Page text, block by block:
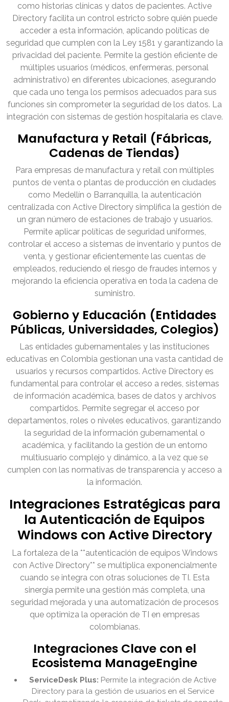
como historias clínicas y datos de pacientes. Active
Directory facilita un control estricto sobre quién puede
acceder a esta información, aplicando políticas de
seguridad que cumplen con la Ley 1581 y garantizando la
privacidad del paciente. Permite la gestión eficiente de
múltiples usuarios (médicos, enfermeras, personal
administrativo) en diferentes ubicaciones, asegurando
que cada uno tenga los permisos adecuados para sus
funciones sin comprometer la seguridad de los datos. La
integración con sistemas de gestión hospitalaria es clave.
Manufactura y Retail (Fábricas,
Cadenas de Tiendas)
Para empresas de manufactura y retail con múltiples
puntos de venta o plantas de producción en ciudades
como Medellín o Barranquilla, la autenticación
centralizada con Active Directory simplifica la gestión de
un gran número de estaciones de trabajo y usuarios.
Permite aplicar políticas de seguridad uniformes,
controlar el acceso a sistemas de inventario y puntos de
venta, y gestionar eficientemente las cuentas de
empleados, reduciendo el riesgo de fraudes internos y
mejorando la eficiencia operativa en toda la cadena de
suministro.
Gobierno y Educación (Entidades
Públicas, Universidades, Colegios)
Las entidades gubernamentales y las instituciones
educativas en Colombia gestionan una vasta cantidad de
usuarios y recursos compartidos. Active Directory es
fundamental para controlar el acceso a redes, sistemas
de información académica, bases de datos y archivos
compartidos. Permite segregar el acceso por
departamentos, roles o niveles educativos, garantizando
la seguridad de la información gubernamental o
académica, y facilitando la gestión de un entorno
multiusuario complejo y dinámico, a la vez que se
cumplen con las normativas de transparencia y acceso a
la información.
Integraciones Estratégicas para
la Autenticación de Equipos
Windows con Active Directory
La fortaleza de la **autenticación de equipos Windows
con Active Directory** se multiplica exponencialmente
cuando se integra con otras soluciones de TI. Esta
sinergia permite una gestión más completa, una
seguridad mejorada y una automatización de procesos
que optimiza la operación de TI en empresas
colombianas.
Integraciones Clave con el
Ecosistema ManageEngine
ServiceDesk Plus: Permite la integración de Active
Directory para la gestión de usuarios en el Service